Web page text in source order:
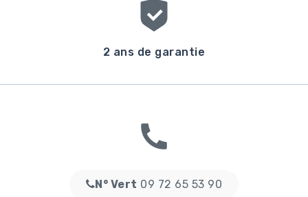
2 ans de garantie
N° Vert 09 72 65 53 90